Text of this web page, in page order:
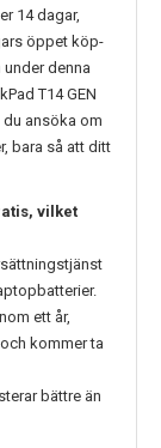
14 dagar,
öppet köp-
denna
T14 GEN
du ansöka om
bara så att ditt
vilket
ett år,
kommer ta
bättre än